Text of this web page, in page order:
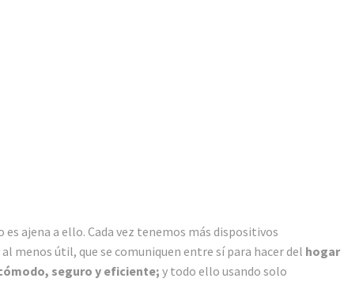
ajena a ello. Cada vez tenemos más dispositivos
menos útil, que se comuniquen entre sí para hacer del hogar
seguro y eficiente; y todo ello usando solo